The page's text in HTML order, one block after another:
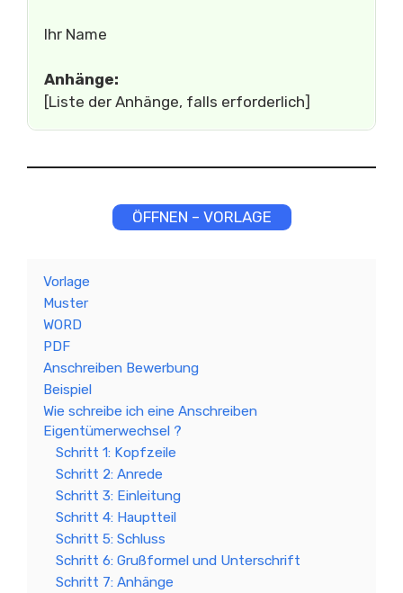
Ihr Name
Anhänge:
[Liste der Anhänge, falls erforderlich]
ÖFFNEN – VORLAGE
Vorlage
Muster
WORD
PDF
Anschreiben Bewerbung
Beispiel
Wie schreibe ich eine Anschreiben
Eigentümerwechsel ?
Schritt 1: Kopfzeile
Schritt 2: Anrede
Schritt 3: Einleitung
Schritt 4: Hauptteil
Schritt 5: Schluss
Schritt 6: Grußformel und Unterschrift
Schritt 7: Anhänge